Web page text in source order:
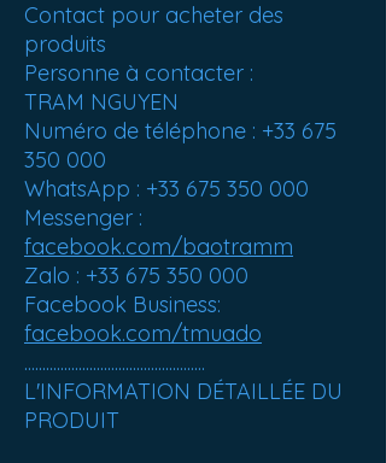
Contact pour acheter des
produits
Personne à contacter :
TRAM NGUYEN
Numéro de téléphone : +33 675
350 000
WhatsApp : +33 675 350 000
Messenger :
facebook.com/baotramm
Zalo : +33 675 350 000
Facebook Business:
facebook.com/tmuado
..................................................
L'INFORMATION DÉTAILLÉE DU
PRODUIT